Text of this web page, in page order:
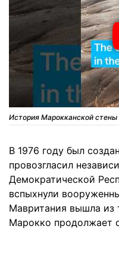
История Марокканской стены
В 1976 году был
провозгласил
Демократической
вспыхнули
Мавритания вышла из
Марокко продолжает